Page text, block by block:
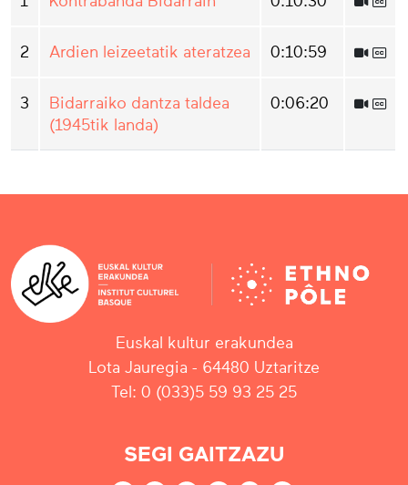
2 Ardien leizeetatik ateratzea 0:10:59
3
Bidarraiko dantza taldea
(1945tik landa)
0:06:20
Euskal kultur erakundea
Lota Jauregia - 64480 Uztaritze
Tel: 0 (033)5 59 93 25 25
SEGI GAITZAZU